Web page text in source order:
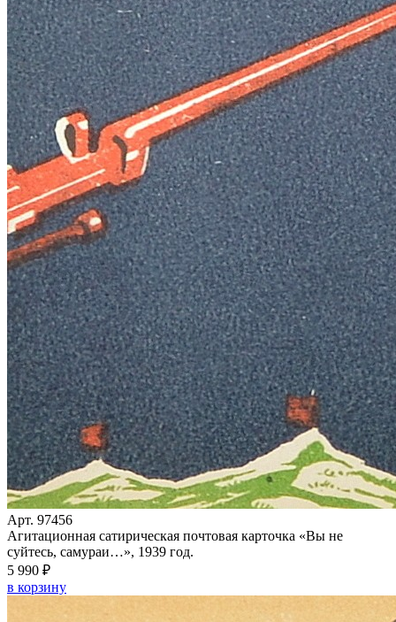
Арт. 97456
Агитационная сатирическая почтовая карточка «Вы не
суйтесь, самураи…», 1939 год.
5 990 ₽
в корзину